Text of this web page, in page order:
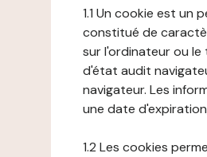
1.1 Un cookie est
constitué de
sur l'ordinateur ou
d'état audit
navigateur. Les
une date
1.2 Les cookies